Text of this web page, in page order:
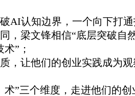
AI认知边界，一个向下打
，梁文锋相信“底层突破自
”；
，让他们的创业实践成为
”三个维度，走进他们的